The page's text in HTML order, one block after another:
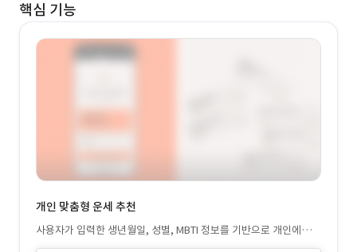
핵심 기능
개인 맞춤형 운세 추천
사용자가 입력한 생년월일, 성별, MBTI 정보를 기반으로 개인에게
맞는 오늘의 운세, 주간 운세, 체질별 조언 등을 자동 추천하는 기능.